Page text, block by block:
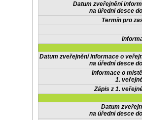
Datum zveřejnění
na úřední desce
Termín pro
Datum zveřejnění informace o
na úřední desce
Informace o
1.
Zápis z 1.
Datum
na úřední desce